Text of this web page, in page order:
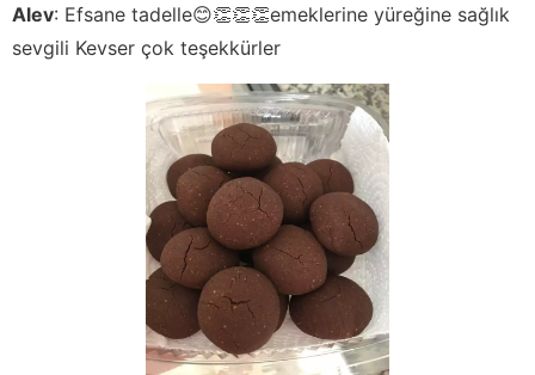
Alev: Efsane tadelle😊👏👏👏emeklerine yüreğine sağlık
sevgili Kevser çok teşekkürler